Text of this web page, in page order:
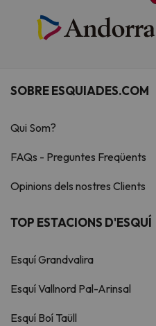
SOBRE ESQUIADES.COM
Qui Som?
FAQs - Preguntes Freqüents
Opinions dels nostres Clients
TOP ESTACIONS D'ESQUÍ
Esquí Grandvalira
Esquí Vallnord Pal-Arinsal
Esquí Boí Taüll